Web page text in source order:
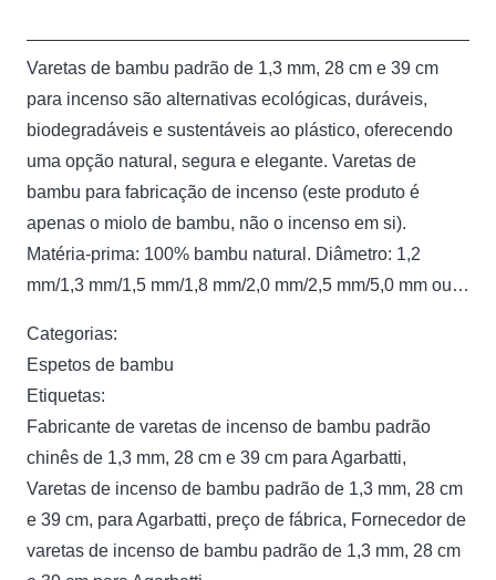
Varetas de bambu padrão de 1,3 mm, 28 cm e 39 cm
para incenso são alternativas ecológicas, duráveis,
biodegradáveis ​​e sustentáveis ​​ao plástico, oferecendo
uma opção natural, segura e elegante. Varetas de
bambu para fabricação de incenso (este produto é
apenas o miolo de bambu, não o incenso em si).
Matéria-prima: 100% bambu natural. Diâmetro: 1,2
mm/1,3 mm/1,5 mm/1,8 mm/2,0 mm/2,5 mm/5,0 mm ou…
Categorias:
Espetos de bambu
Etiquetas:
Fabricante de varetas de incenso de bambu padrão
chinês de 1,3 mm, 28 cm e 39 cm para Agarbatti,
Varetas de incenso de bambu padrão de 1,3 mm, 28 cm
e 39 cm, para Agarbatti, preço de fábrica, Fornecedor de
varetas de incenso de bambu padrão de 1,3 mm, 28 cm